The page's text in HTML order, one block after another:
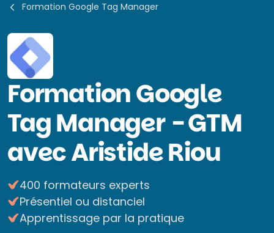
Formation Google Tag Manager
FormationGoogle
Tag Manager - GTM
avec Aristide Riou
400 formateurs experts
Présentiel ou distanciel
Apprentissage par la pratique